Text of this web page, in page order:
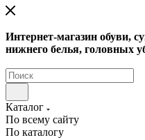
Интернет-магазин обуви,
нижнего белья, головных
Каталог
По всему сайту
По каталогу